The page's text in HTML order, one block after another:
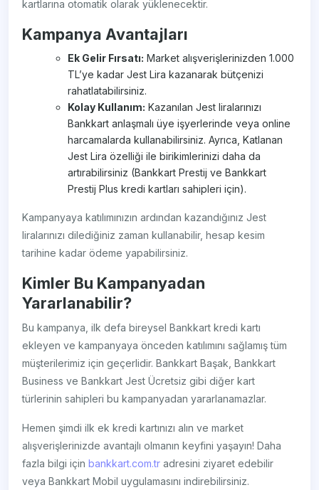
kartlarına otomatik olarak yüklenecektir.
Kampanya Avantajları
Ek Gelir Fırsatı: Market alışverişlerinizden 1.000
TL’ye kadar Jest Lira kazanarak bütçenizi
rahatlatabilirsiniz.
Kolay Kullanım: Kazanılan Jest liralarınızı
Bankkart anlaşmalı üye işyerlerinde veya online
harcamalarda kullanabilirsiniz. Ayrıca, Katlanan
Jest Lira özelliği ile birikimlerinizi daha da
artırabilirsiniz (Bankkart Prestij ve Bankkart
Prestij Plus kredi kartları sahipleri için).
Kampanyaya katılımınızın ardından kazandığınız Jest
liralarınızı dilediğiniz zaman kullanabilir, hesap kesim
tarihine kadar ödeme yapabilirsiniz.
Kimler Bu Kampanyadan
Yararlanabilir?
Bu kampanya, ilk defa bireysel Bankkart kredi kartı
ekleyen ve kampanyaya önceden katılımını sağlamış tüm
müşterilerimiz için geçerlidir. Bankkart Başak, Bankkart
Business ve Bankkart Jest Ücretsiz gibi diğer kart
türlerinin sahipleri bu kampanyadan yararlanamazlar.
Hemen şimdi ilk ek kredi kartınızı alın ve market
alışverişlerinizde avantajlı olmanın keyfini yaşayın! Daha
fazla bilgi içinbankkart.com.tr adresini ziyaret edebilir
veya Bankkart Mobil uygulamasını indirebilirsiniz.